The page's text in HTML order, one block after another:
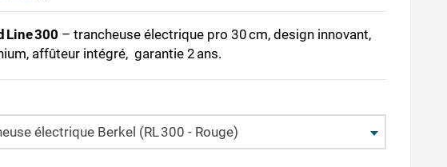
Line 300 – trancheuse électrique pro 30 cm, design innovant,
affûteur intégré, garantie 2 ans.
électrique Berkel (RL 300 - Rouge)